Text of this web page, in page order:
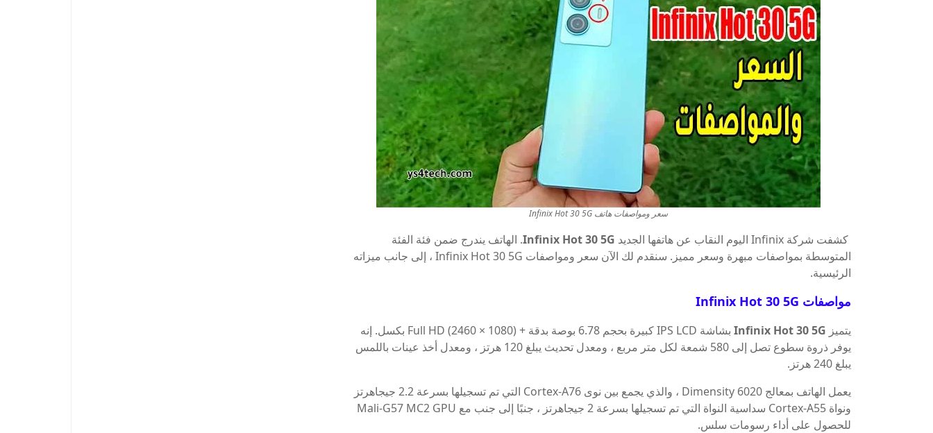
سعر ومواصفات هاتف Infinix Hot 30 5G
كشفت شركة Infinix اليوم النقاب عن هاتفها الجديد Infinix Hot 30 5G. الهاتف يندرج ضمن فئة الفئة
المتوسطة بمواصفات مبهرة وسعر مميز. سنقدم لك الآن سعر ومواصفات Infinix Hot 30 5G ، إلى جانب ميزاته
الرئيسية.
مواصفات Infinix Hot 30 5G
يتميز Infinix Hot 30 5G
بشاشة IPS LCD كبيرة بحجم 6.78 بوصة بدقة + Full HD (2460 × 1080) بكسل. إنه
يوفر ذروة سطوع تصل إلى 580 شمعة لكل متر مربع ، ومعدل تحديث يبلغ 120 هرتز ، ومعدل أخذ عينات باللمس
يبلغ 240 هرتز.
يعمل الهاتف بمعالج Dimensity 6020 ، والذي يجمع بين نوى Cortex-A76 التي تم تسجيلها بسرعة 2.2 جيجاهرتز
ونواة Cortex-A55 سداسية النواة التي تم تسجيلها بسرعة 2 جيجاهرتز ، جنبًا إلى جنب مع Mali-G57 MC2 GPU
للحصول على أداء رسومات سلس.